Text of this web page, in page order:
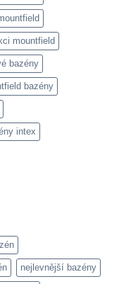
mountfield
bazény
bazény
intex
nejlevnější bazény